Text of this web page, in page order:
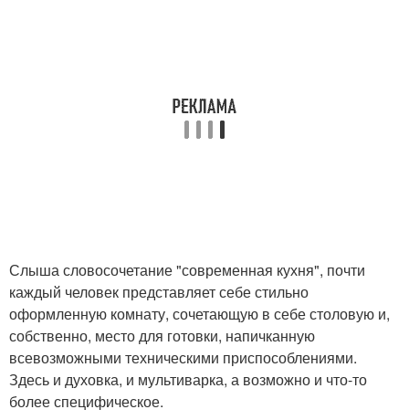
Слыша словосочетание "современная кухня", почти
каждый человек представляет себе стильно
оформленную комнату, сочетающую в себе столовую и,
собственно, место для готовки, напичканную
всевозможными техническими приспособлениями.
Здесь и духовка, и мультиварка, а возможно и что-то
более специфическое.